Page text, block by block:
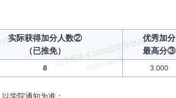
实际获得加分人数②
（已推免）
优秀加分
最高分③
8 3.000
学院通知为准；
北
洋
维
基
＆
2
0
2
6
级
新
生
Q
Q
群
1
0
2
8
2
2
6
8
3
8